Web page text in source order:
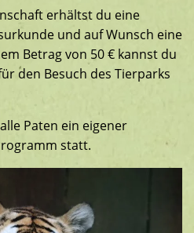
erhältst du eine
und auf Wunsch eine
Betrag von 50 € kannst du
den Besuch des Tierparks
Paten ein eigener
statt.